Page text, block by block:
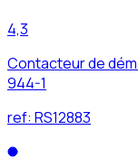
4,3
Contacteur de
944-1
ref: RS12883